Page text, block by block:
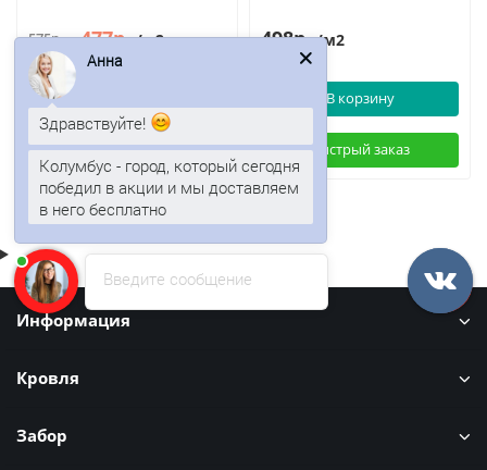
575р. 477р. /м2
Быстрый заказ
498р. /м2
В корзину
Быстрый заказ
Информация
Кровля
Забор
Введите сообщение
Анна
Здравствуйте!
Колумбус - город, который сегодня
победил в акции и мы доставляем
в него бесплатно